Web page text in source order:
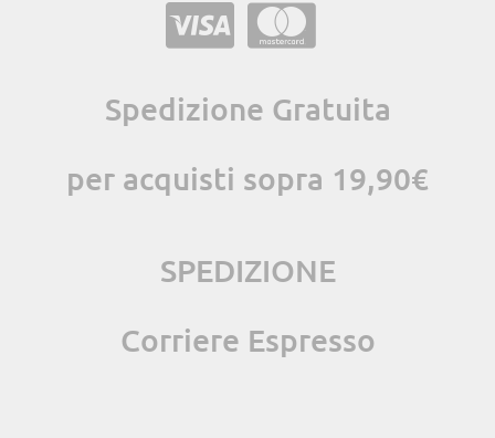
Spedizione Gratuita
per acquisti sopra 19,90€
SPEDIZIONE
Corriere Espresso